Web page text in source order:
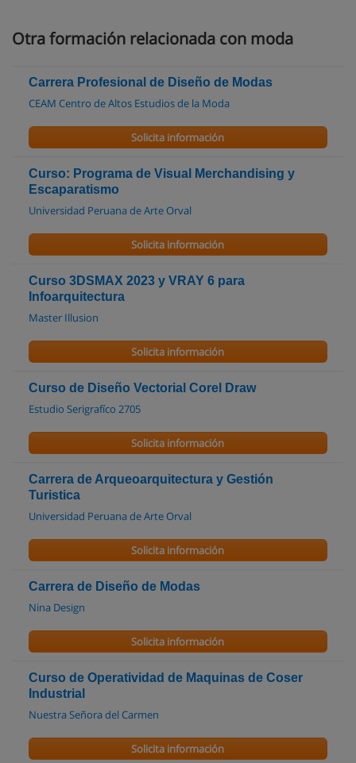
Otra formación relacionada con moda
Carrera Profesional de Diseño de Modas
CEAM Centro de Altos Estudios de la Moda
Solicita información
Curso: Programa de Visual Merchandising y
Escaparatismo
Universidad Peruana de Arte Orval
Solicita información
Curso 3DSMAX 2023 y VRAY 6 para
Infoarquitectura
Master Illusion
Solicita información
Curso de Diseño Vectorial Corel Draw
Estudio Serigrafíco 2705
Solicita información
Carrera de Arqueoarquitectura y Gestión
Turistica
Universidad Peruana de Arte Orval
Solicita información
Carrera de Diseño de Modas
Nina Design
Solicita información
Curso de Operatividad de Maquinas de Coser
Industrial
Nuestra Señora del Carmen
Solicita información